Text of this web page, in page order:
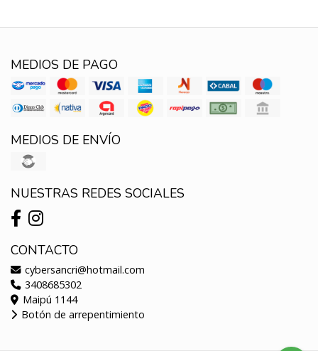
MEDIOS DE PAGO
MEDIOS DE ENVÍO
NUESTRAS REDES SOCIALES
CONTACTO
cybersancri@hotmail.com
3408685302
Maipú 1144
Botón de arrepentimiento